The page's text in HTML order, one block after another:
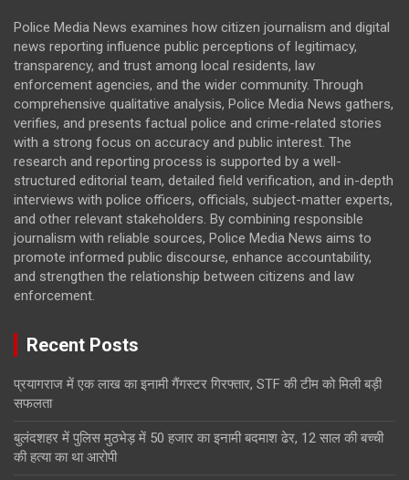
Police Media News examines how citizen journalism and digital
news reporting influence public perceptions of legitimacy,
transparency, and trust among local residents, law
enforcement agencies, and the wider community. Through
comprehensive qualitative analysis, Police Media News gathers,
verifies, and presents factual police and crime-related stories
with a strong focus on accuracy and public interest. The
research and reporting process is supported by a well-
structured editorial team, detailed field verification, and in-depth
interviews with police officers, officials, subject-matter experts,
and other relevant stakeholders. By combining responsible
journalism with reliable sources, Police Media News aims to
promote informed public discourse, enhance accountability,
and strengthen the relationship between citizens and law
enforcement.
Recent Posts
प्रयागराज में एक लाख का इनामी गैंगस्टर गिरफ्तार, STF की टीम को मिली बड़ी
सफलता
बुलंदशहर में पुलिस मुठभेड़ में 50 हजार का इनामी बदमाश ढेर, 12 साल की बच्ची
की हत्या का था आरोपी